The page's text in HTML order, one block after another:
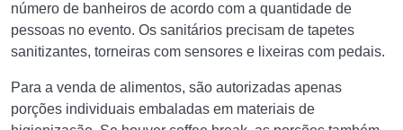
número de banheiros de acordo com a quantidade de
pessoas no evento. Os sanitários precisam de tapetes
sanitizantes, torneiras com sensores e lixeiras com pedais.
Para a venda de alimentos, são autorizadas apenas
porções individuais embaladas em materiais de